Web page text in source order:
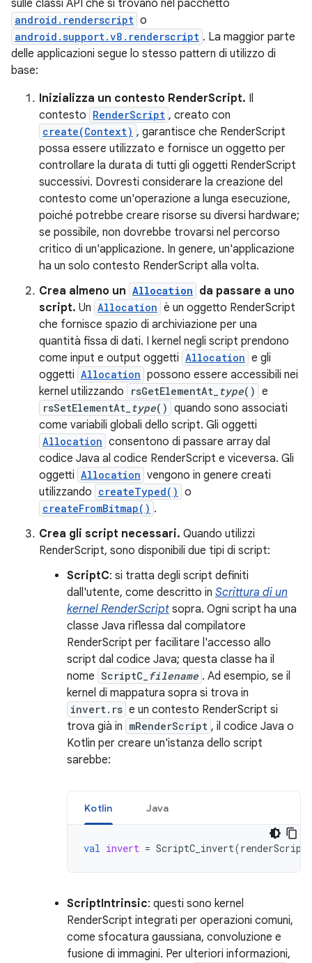
sulle classi API che si trovano nel pacchetto
android.renderscript o
android.support.v8.renderscript . La maggior parte
delle applicazioni segue lo stesso pattern di utilizzo di
base:
Inizializza un contesto RenderScript. Il
contesto RenderScript , creato con
create(Context) , garantisce che RenderScript
possa essere utilizzato e fornisce un oggetto per
controllare la durata di tutti gli oggetti RenderScript
successivi. Dovresti considerare la creazione del
contesto come un'operazione a lunga esecuzione,
poiché potrebbe creare risorse su diversi hardware;
se possibile, non dovrebbe trovarsi nel percorso
critico di un'applicazione. In genere, un'applicazione
ha un solo contesto RenderScript alla volta.
Crea almeno un Allocation da passare a uno
script. Un Allocation è un oggetto RenderScript
che fornisce spazio di archiviazione per una
quantità fissa di dati. I kernel negli script prendono
come input e output oggetti Allocation e gli
oggetti Allocation possono essere accessibili nei
kernel utilizzando
rsGetElementAt_ type() e
rsSetElementAt_ type() quando sono associati
come variabili globali dello script. Gli oggetti
Allocation consentono di passare array dal
codice Java al codice RenderScript e viceversa. Gli
oggetti Allocation vengono in genere creati
utilizzando createTyped() o
createFromBitmap() .
Crea gli script necessari. Quando utilizzi
RenderScript, sono disponibili due tipi di script:
ScriptC: si tratta degli script definiti
dall'utente, come descritto in Scrittura di un
kernel RenderScript sopra. Ogni script ha una
classe Java riflessa dal compilatore
RenderScript per facilitare l'accesso allo
script dal codice Java; questa classe ha il
nome ScriptC_ filename . Ad esempio, se il
kernel di mappatura sopra si trova in
invert.rs e un contesto RenderScript si
trova già in mRenderScript , il codice Java o
Kotlin per creare un'istanza dello script
sarebbe:
Kotlin Java
val invert = ScriptC_invert(renderScript
ScriptIntrinsic: questi sono kernel
RenderScript integrati per operazioni comuni,
come sfocatura gaussiana, convoluzione e
fusione di immagini. Per ulteriori informazioni,